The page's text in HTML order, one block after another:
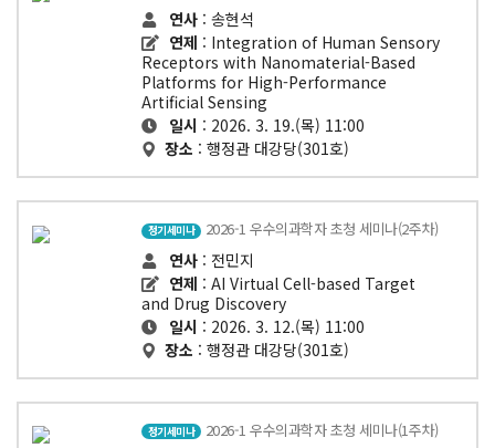
연사 : 송현석
연제 : Integration of Human Sensory
Receptors with Nanomaterial-Based
Platforms for High-Performance
Artificial Sensing
일시 : 2026. 3. 19.(목) 11:00
장소 : 행정관 대강당(301호)
정기세미나 2026-1 우수의과학자 초청 세미나(2주차)
연사 : 전민지
연제 : AI Virtual Cell-based Target
and Drug Discovery
일시 : 2026. 3. 12.(목) 11:00
장소 : 행정관 대강당(301호)
정기세미나 2026-1 우수의과학자 초청 세미나(1주차)